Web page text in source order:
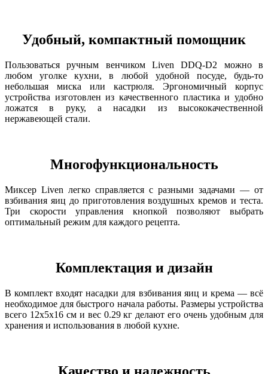
Удобный, компактный помощник
Пользоваться ручным венчиком Liven DDQ-D2 можно в
любом уголке кухни, в любой удобной посуде, будь-то
небольшая миска или кастрюля. Эргономичный корпус
устройства изготовлен из качественного пластика и удобно
ложатся в руку, а насадки из высококачественной
нержавеющей стали.
Многофункциональность
Миксер Liven легко справляется с разными задачами — от
взбивания яиц до приготовления воздушных кремов и теста.
Три скорости управления кнопкой позволяют выбрать
оптимальный режим для каждого рецепта.
Комплектация и дизайн
В комплект входят насадки для взбивания яиц и крема — всё
необходимое для быстрого начала работы. Размеры устройства
всего 12x5x16 см и вес 0.29 кг делают его очень удобным для
хранения и использования в любой кухне.